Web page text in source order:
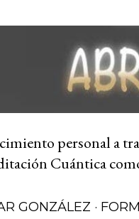
personal a
Cuántica
GONZÁLEZ